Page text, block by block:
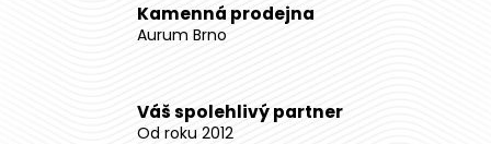
Kamenná prodejna
Aurum Brno
Váš spolehlivý partner
Od roku 2012